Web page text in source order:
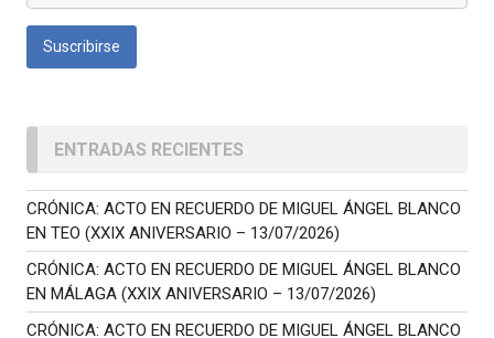
ENTRADAS RECIENTES
CRÓNICA: ACTO EN RECUERDO DE MIGUEL ÁNGEL BLANCO
EN TEO (XXIX ANIVERSARIO – 13/07/2026)
CRÓNICA: ACTO EN RECUERDO DE MIGUEL ÁNGEL BLANCO
EN MÁLAGA (XXIX ANIVERSARIO – 13/07/2026)
CRÓNICA: ACTO EN RECUERDO DE MIGUEL ÁNGEL BLANCO